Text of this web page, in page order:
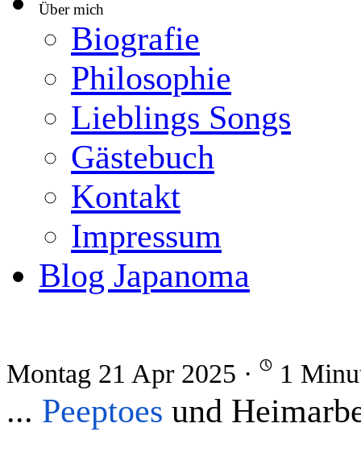
Über mich
Biografie
Philosophie
Lieblings Songs
Gästebuch
Kontakt
Impressum
Blog Japanoma
Montag 21 Apr 2025 · 1
... Peeptoes und